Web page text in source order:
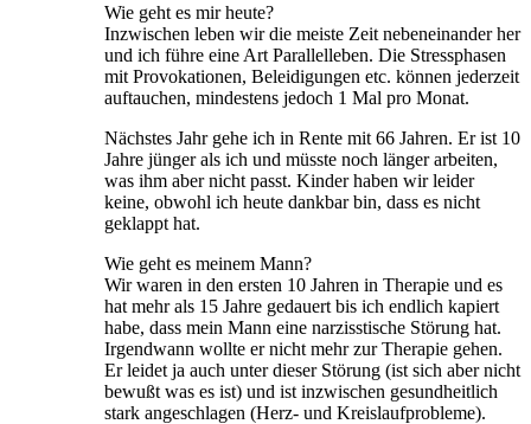
Wie geht es mir heute?
Inzwischen leben wir die meiste Zeit nebeneinander her
und ich führe eine Art Parallelleben. Die Stressphasen
mit Provokationen, Beleidigungen etc. können jederzeit
auftauchen, mindestens jedoch 1 Mal pro Monat.
Nächstes Jahr gehe ich in Rente mit 66 Jahren. Er ist 10
Jahre jünger als ich und müsste noch länger arbeiten,
was ihm aber nicht passt. Kinder haben wir leider
keine, obwohl ich heute dankbar bin, dass es nicht
geklappt hat.
Wie geht es meinem Mann?
Wir waren in den ersten 10 Jahren in Therapie und es
hat mehr als 15 Jahre gedauert bis ich endlich kapiert
habe, dass mein Mann eine narzisstische Störung hat.
Irgendwann wollte er nicht mehr zur Therapie gehen.
Er leidet ja auch unter dieser Störung (ist sich aber nicht
bewußt was es ist) und ist inzwischen gesundheitlich
stark angeschlagen (Herz- und Kreislaufprobleme).